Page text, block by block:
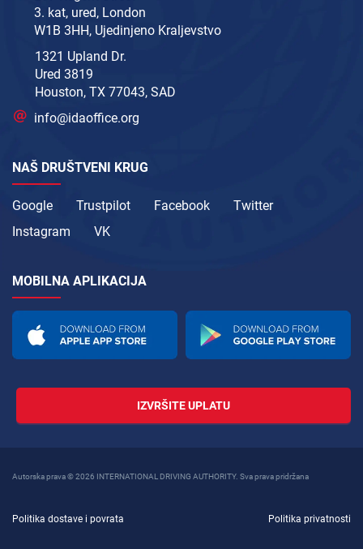
3. kat, ured, London
W1B 3HH, Ujedinjeno Kraljevstvo
1321 Upland Dr.
Ured 3819
Houston, TX 77043, SAD
info@idaoffice.org
NAŠ DRUŠTVENI KRUG
Google Trustpilot Facebook
Twitter
Instagram
VK
MOBILNA APLIKACIJA
IZVRŠITE UPLATU
Autorska prava © 2026 INTERNATIONAL DRIVING AUTHORITY. Sva prava pridržana
Politika dostave i povrata Politika privatnosti